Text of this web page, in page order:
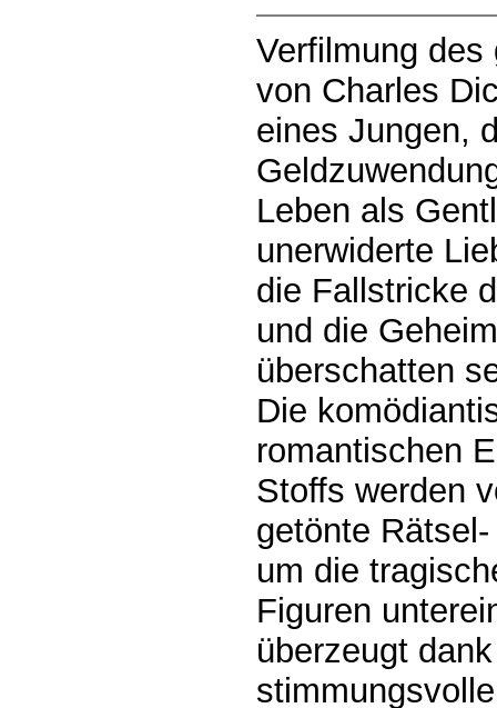
Verfilmung
von Charles
eines Jungen,
Leben als
unerwiderte
die Fallstricke
und die
überschatten
Die
romantischen
Stoffs werden
getönte
um die
Figuren
überzeugt